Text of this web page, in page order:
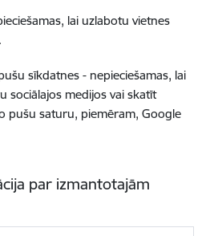
lai uzlabotu vietnes
sīkdatnes - nepieciešamas, lai
sociālajos medijos vai skatīt
pušu saturu, piemēram, Google
par izmantotajām